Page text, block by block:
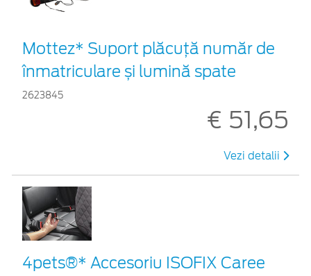
Mottez* Suport plăcuță număr de
înmatriculare și lumină spate
2623845
€ 51,65
Vezi detalii
4pets®* Accesoriu ISOFIX Caree